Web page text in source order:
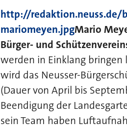
http://redaktion.neuss.de/
mariomeyen.jpgMario
Bürger- und
werden in Einklang bringen
wird das Neusser-
(Dauer von April bis
Beendigung der
sein Team haben